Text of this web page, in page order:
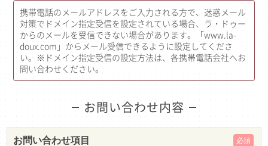
携帯電話のメールアドレスをご入力される方で、迷惑メール
対策でドメイン指定受信を設定されている場合、ラ・ドゥー
からのメールを受信できない場合があります。「www.la-
doux.com」からメール受信できるように設定してくださ
い。※ドメイン指定受信の設定方法は、各携帯電話会社へお
問い合わせください。
お問い合わせ内容
お問い合わせ項目 必須